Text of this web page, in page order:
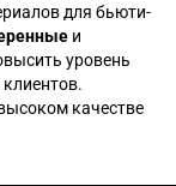
для бьюти-
и
уровень
качестве